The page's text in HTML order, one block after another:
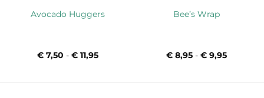
Avocado Huggers
€7,50 - €11,95Prijsklasse:
Bee’s Wrap
€ 8,95 - € 9,95